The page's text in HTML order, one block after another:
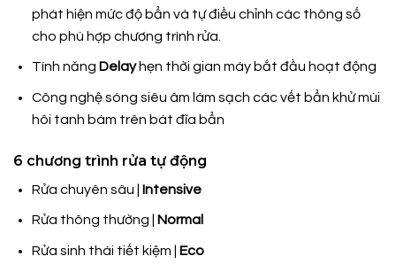
phát hiện mức độ bẩn và tự điều chỉnh các thông số
cho phù hợp chương trình rửa.
Tính năng Delayhẹn thời gian máy bắt đầu hoạt động
Công nghệ sóng siêu âm làm sạch các vết bẩn khử mùi
hôi tanh bám trên bát đĩa bẩn
6 chương trình rửa tự động
Rửa chuyên sâu | Intensive
Rửa thông thường | Normal
Rửa sinh thái tiết kiệm | Eco